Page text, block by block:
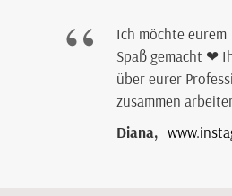
“
Ich möchte
Spaß gemacht ❤
über eurer
zusammen
Diana,